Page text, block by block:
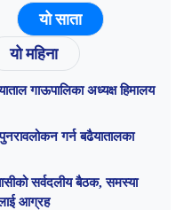
यो साता
यो महिना
गाऊपालिका अध्यक्ष हिमालय
गर्न बढैयातालका
सर्वदलीय बैठक, समस्या
आग्रह